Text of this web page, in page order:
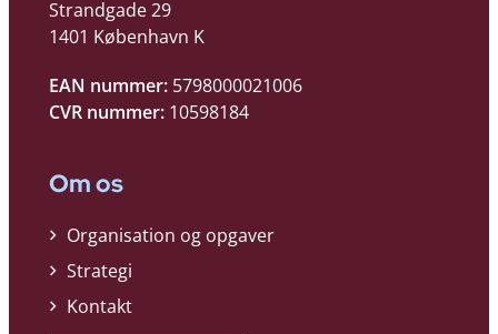
Strandgade 29
1401 København K
EAN nummer: 5798000021006
CVR nummer: 10598184
Om os
Organisation og opgaver
Strategi
Kontakt